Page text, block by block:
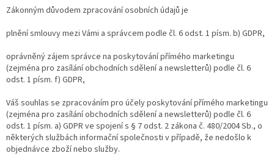
Zákonným důvodem zpracování osobních údajů je
plnění smlouvy mezi Vámi a správcem podle čl. 6 odst. 1 písm. b) GDPR,
oprávněný zájem správce na poskytování přímého marketingu
(zejména pro zasílání obchodních sdělení a newsletterů) podle čl. 6
odst. 1 písm. f) GDPR,
Váš souhlas se zpracováním pro účely poskytování přímého marketingu
(zejména pro zasílání obchodních sdělení a newsletterů) podle čl. 6
odst. 1 písm. a) GDPR ve spojení s § 7 odst. 2 zákona č. 480/2004 Sb., o
některých službách informační společnosti v případě, že nedošlo k
objednávce zboží nebo služby.